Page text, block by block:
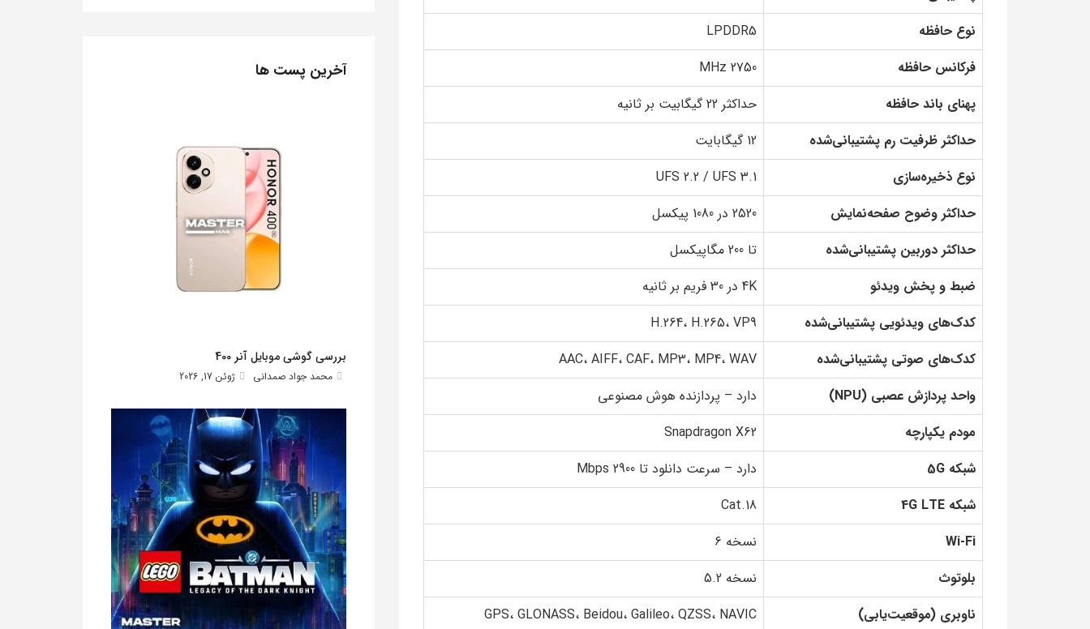
نوع حافظه
LPDDR5
فرکانس حافظه
2750 MHz
پهنای باند حافظه
حداکثر 22 گیگابیت بر ثانیه
حداکثر ظرفیت رم پشتیبانی‌شده
12 گیگابایت
نوع ذخیره‌سازی
UFS 2.2 / UFS 3.1
حداکثر وضوح صفحه‌نمایش
2520 در 1080 پیکسل
حداکثر دوربین پشتیبانی‌شده
تا 200 مگاپیکسل
ضبط و پخش ویدئو
4K در 30 فریم بر ثانیه
کدک‌های ویدئویی پشتیبانی‌شده
H.264، H.265، VP9
کدک‌های صوتی پشتیبانی‌شده
AAC، AIFF، CAF، MP3، MP4، WAV
واحد پردازش عصبی (NPU)
دارد – پردازنده هوش مصنوعی
مودم یکپارچه
Snapdragon X62
شبکه 5G
دارد – سرعت دانلود تا 2900 Mbps
شبکه 4G LTE
Cat.18
Wi-Fi
نسخه 6
بلوتوث
نسخه 5.2
ناوبری (موقعیت‌یابی)
GPS، GLONASS، Beidou، Galileo، QZSS، NAVIC
آخرین پست ها
بررسی گوشی موبایل آنر 400
محمد جواد صمدانی ژوئن 17, 2026